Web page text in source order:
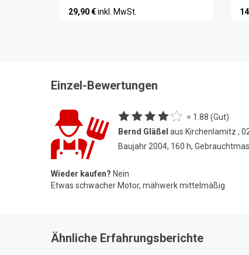
29,90 €inkl. MwSt.
Einzel-Bewertungen
= 1.88 (Gut)
Bernd Gläßel aus Kirchenlamitz ,
Baujahr 2004, 160 h,
Wieder kaufen? Nein
Etwas schwacher Motor, mähwerk mittelmäßig
Ähnliche Erfahrungsberichte